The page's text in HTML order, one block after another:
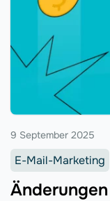
9 September 2025
E-Mail-Marketing